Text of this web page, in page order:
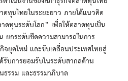
ทุนไทยในระยะยาว ภายใต้แนวคิด
ทุนระดับโลก” เพื่อให้ตลาดทุนเป็น
ยกระดับขีดความสามารถในการ
จยุคใหม่ และขับเคลื่อนประเทศไทยสู่
รับการยอมรับในระดับสากลด้าน
ธรรม และธรรมาภิบาล